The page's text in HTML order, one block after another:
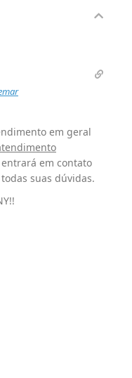
em geral
em contato
suas dúvidas.